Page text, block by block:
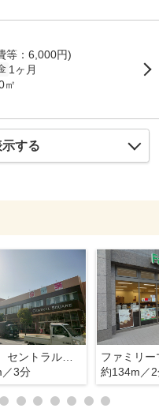
等：6,000円)
1ヶ月
㎡
する
ライフ セントラルスクエア西宮原店
3分
約134m／